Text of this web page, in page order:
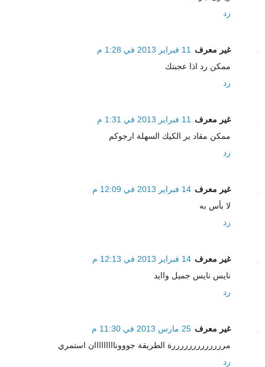
رد
غير معرف
11 فبراير 2013 في 1:28 م
ممكن رد اذا عجبتك
رد
غير معرف
11 فبراير 2013 في 1:31 م
ممكن مقاد ير الكيك السهلة ارجوكم
رد
غير معرف 14 فبراير 2013 في 12:09 م
لا بأس به
رد
غير معرف 14 فبراير 2013 في 12:13 م
نايس نايس جميل واايد
رد
غير معرف 25 مارس 2013 في 11:30 م
مرررررررررررررة الطريقة جووونااااااااان استمري
رد